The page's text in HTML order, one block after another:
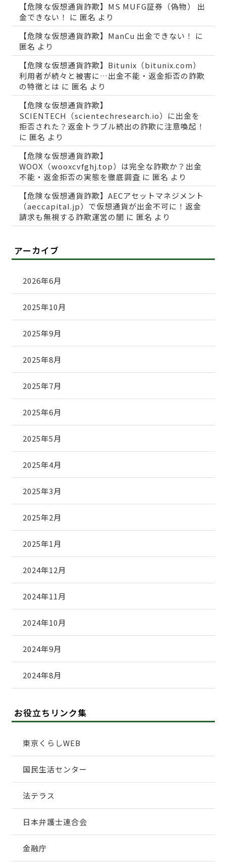
【危険な仮想通貨詐欺】MS MUFG証券（偽物） 出
金できない！
に 匿名 より
【危険な仮想通貨詐欺】ManCu 出金できない！
に
匿名 より
【危険な仮想通貨詐欺】Bitunix（bitunix.com）
利用者が続々と被害に…出金不能・返金拒否の詐欺
の特徴とは に 匿名 より
【危険な仮想通貨詐欺】
SCIENTECH（scientechresearch.io）に出金を
拒否された？返金トラブル続出の詐欺に注意喚起！
に 匿名 より
【危険な仮想通貨詐欺】
WOOX（wooxcvfghj.top）は完全な詐欺か？出金
不能・返金拒否の実態を徹底調査 に 匿名 より
【危険な仮想通貨詐欺】AECアセットマネジメント
（aeccapital.jp）で仮想通貨が出金不可に！返金
請求も無視する詐欺運営の闇 に 匿名 より
アーカイブ
2026年6月
2025年10月
2025年9月
2025年8月
2025年7月
2025年6月
2025年5月
2025年4月
2025年3月
2025年2月
2025年1月
2024年12月
2024年11月
2024年10月
2024年9月
2024年8月
お役立ちリンク集
東京くらしWEB
国民生活センター
法テラス
日本弁護士連合会
金融庁